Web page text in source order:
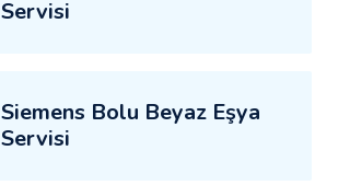
Servisi
Siemens Bolu Beyaz Eşya
Servisi